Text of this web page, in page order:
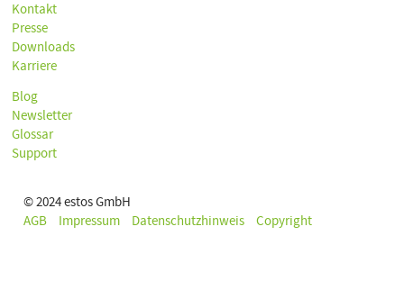
Kontakt
Presse
Downloads
Karriere
Blog
Newsletter
Glossar
Support
© 2024 estos GmbH
AGB
Impressum Datenschutzhinweis Copyright